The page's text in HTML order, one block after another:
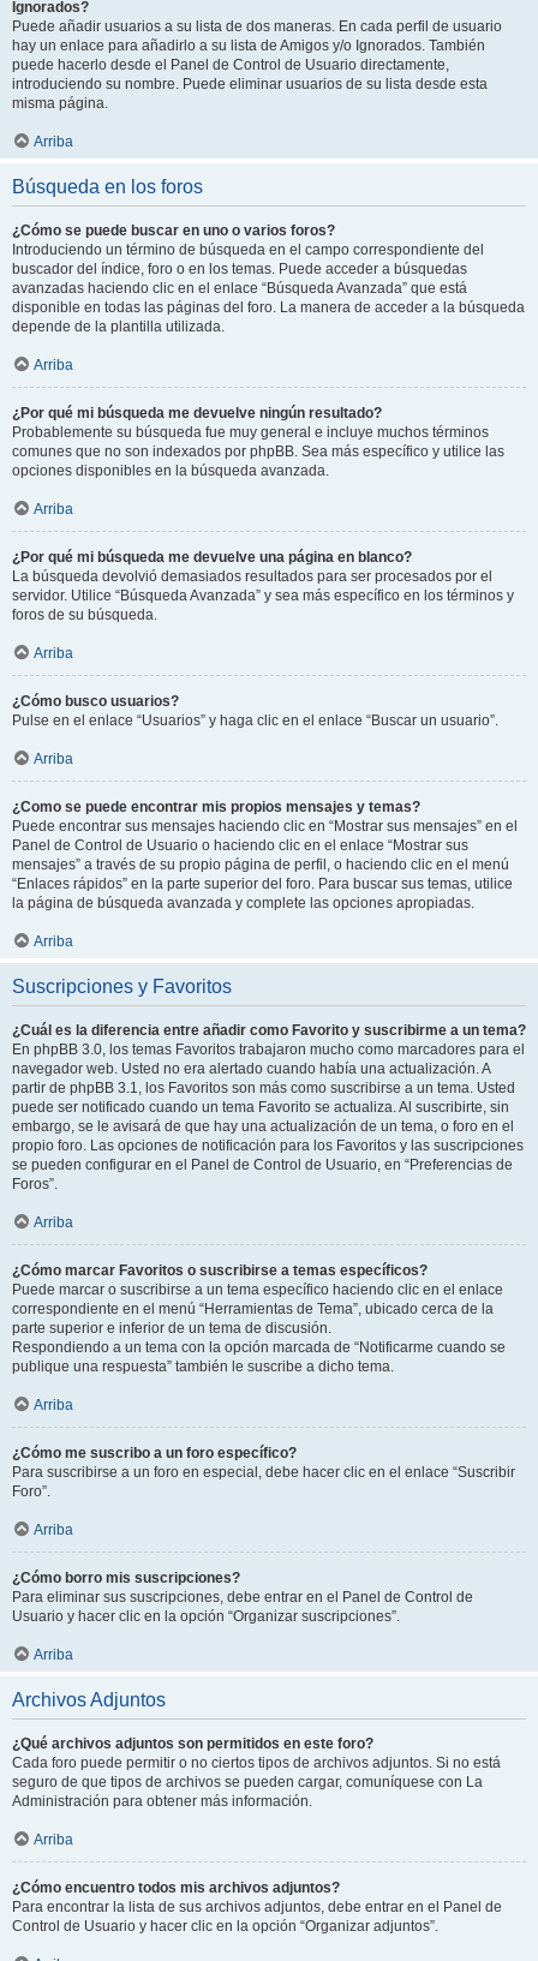
Ignorados?
Puede añadir usuarios a su lista de dos maneras. En cada perfil de usuario
hay un enlace para añadirlo a su lista de Amigos y/o Ignorados. También
puede hacerlo desde el Panel de Control de Usuario directamente,
introduciendo su nombre. Puede eliminar usuarios de su lista desde esta
misma página.
Arriba
Búsqueda en los foros
¿Cómo se puede buscar en uno o varios foros?
Introduciendo un término de búsqueda en el campo correspondiente del
buscador del índice, foro o en los temas. Puede acceder a búsquedas
avanzadas haciendo clic en el enlace “Búsqueda Avanzada” que está
disponible en todas las páginas del foro. La manera de acceder a la búsqueda
depende de la plantilla utilizada.
Arriba
¿Por qué mi búsqueda me devuelve ningún resultado?
Probablemente su búsqueda fue muy general e incluye muchos términos
comunes que no son indexados por phpBB. Sea más específico y utilice las
opciones disponibles en la búsqueda avanzada.
Arriba
¿Por qué mi búsqueda me devuelve una página en blanco?
La búsqueda devolvió demasiados resultados para ser procesados por el
servidor. Utilice “Búsqueda Avanzada” y sea más específico en los términos y
foros de su búsqueda.
Arriba
¿Cómo busco usuarios?
Pulse en el enlace “Usuarios” y haga clic en el enlace “Buscar un usuario”.
Arriba
¿Como se puede encontrar mis propios mensajes y temas?
Puede encontrar sus mensajes haciendo clic en “Mostrar sus mensajes” en el
Panel de Control de Usuario o haciendo clic en el enlace “Mostrar sus
mensajes” a través de su propio página de perfil, o haciendo clic en el menú
“Enlaces rápidos” en la parte superior del foro. Para buscar sus temas, utilice
la página de búsqueda avanzada y complete las opciones apropiadas.
Arriba
Suscripciones y Favoritos
¿Cuál es la diferencia entre añadir como Favorito y suscribirme a un tema?
En phpBB 3.0, los temas Favoritos trabajaron mucho como marcadores para el
navegador web. Usted no era alertado cuando había una actualización. A
partir de phpBB 3.1, los Favoritos son más como suscribirse a un tema. Usted
puede ser notificado cuando un tema Favorito se actualiza. Al suscribirte, sin
embargo, se le avisará de que hay una actualización de un tema, o foro en el
propio foro. Las opciones de notificación para los Favoritos y las suscripciones
se pueden configurar en el Panel de Control de Usuario, en “Preferencias de
Foros”.
Arriba
¿Cómo marcar Favoritos o suscribirse a temas específicos?
Puede marcar o suscribirse a un tema específico haciendo clic en el enlace
correspondiente en el menú “Herramientas de Tema”, ubicado cerca de la
parte superior e inferior de un tema de discusión.
Respondiendo a un tema con la opción marcada de “Notificarme cuando se
publique una respuesta” también le suscribe a dicho tema.
Arriba
¿Cómo me suscribo a un foro específico?
Para suscribirse a un foro en especial, debe hacer clic en el enlace “Suscribir
Foro”.
Arriba
¿Cómo borro mis suscripciones?
Para eliminar sus suscripciones, debe entrar en el Panel de Control de
Usuario y hacer clic en la opción “Organizar suscripciones”.
Arriba
Archivos Adjuntos
¿Qué archivos adjuntos son permitidos en este foro?
Cada foro puede permitir o no ciertos tipos de archivos adjuntos. Si no está
seguro de que tipos de archivos se pueden cargar, comuníquese con La
Administración para obtener más información.
Arriba
¿Cómo encuentro todos mis archivos adjuntos?
Para encontrar la lista de sus archivos adjuntos, debe entrar en el Panel de
Control de Usuario y hacer clic en la opción “Organizar adjuntos”.